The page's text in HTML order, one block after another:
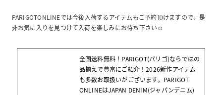
PARIGOTONLINEでは今後入荷するアイテムもご予約頂けますので、是
非お気に入りを見つけて入荷を楽しみにお待ち下さい☺︎
全国送料無料！PARIGOT(パリゴ)ならではの
品揃えで豊富にご紹介！2026新作アイテム
も多数お取扱いがございます。PARIGOT
ONLINEはJAPAN DENIM(ジャパンデニム)